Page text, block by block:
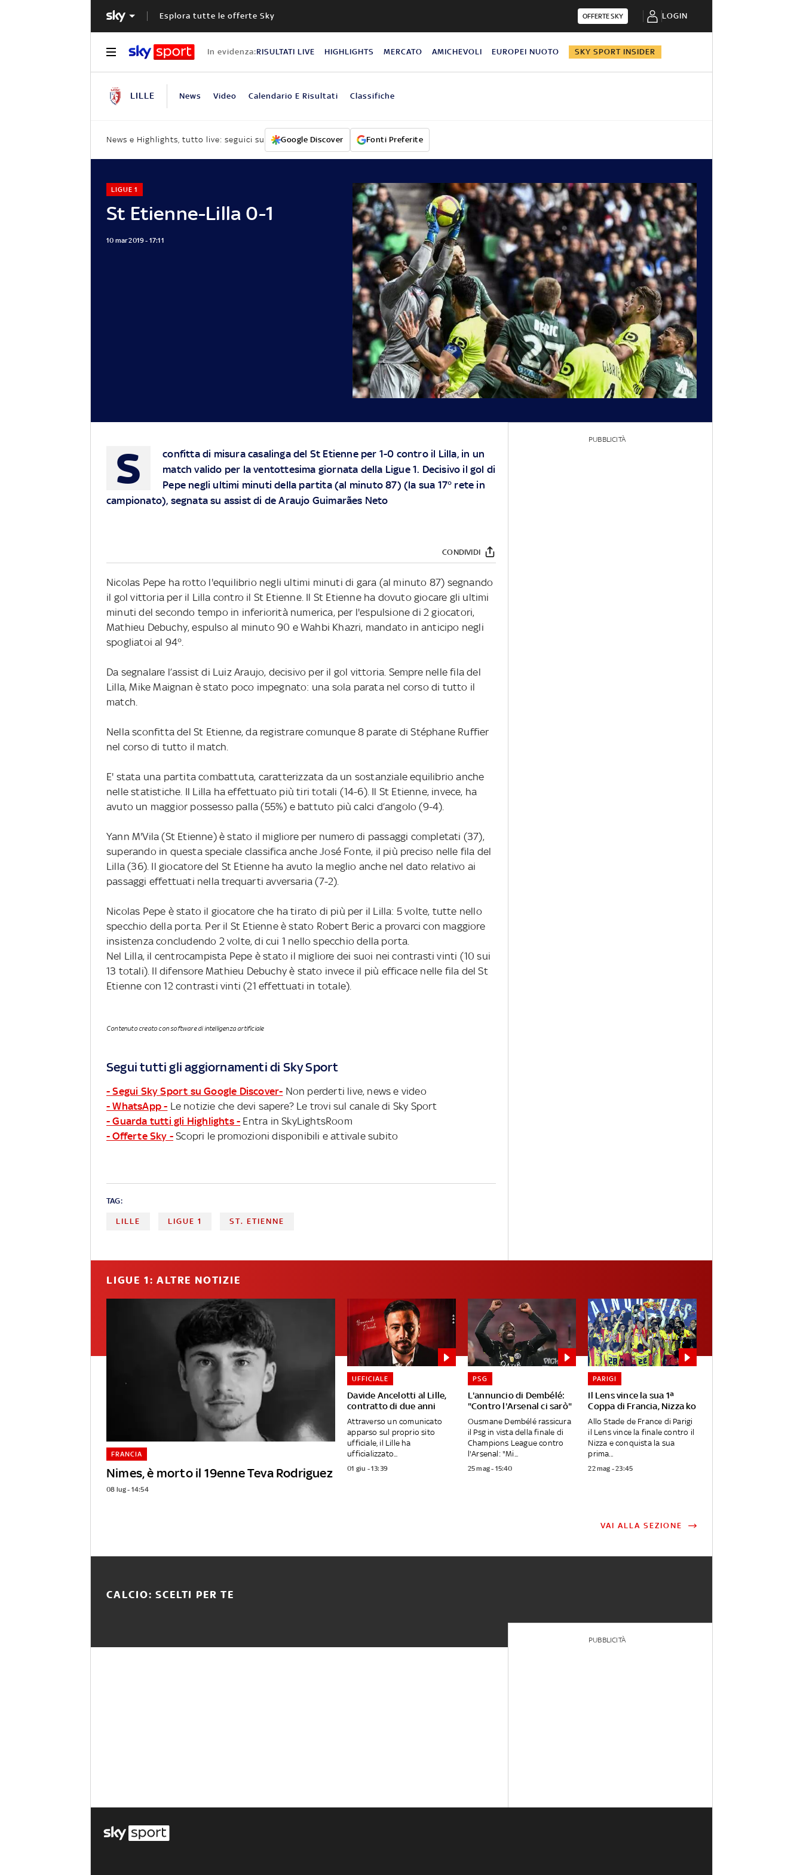
Esplora tutte le offerte Sky OFFERTE SKY LOGIN
In evidenza:RISULTATI LIVE HIGHLIGHTS MERCATO AMICHEVOLI EUROPEI NUOTO SKY SPORT INSIDER
LILLE News Video Calendario E Risultati Classifiche
News e Highlights, tutto live: seguici su Google Discover Fonti Preferite
St Etienne-Lilla 0-1
LIGUE 1
10 mar 2019 - 17:11
S
confitta di misura casalinga del St Etienne per 1-0 contro il Lilla, in un
match valido per la ventottesima giornata della Ligue 1. Decisivo il gol di
Pepe negli ultimi minuti della partita (al minuto 87) (la sua 17° rete in
campionato), segnata su assist di de Araujo Guimarães Neto
CONDIVIDI
Nicolas Pepe ha rotto l'equilibrio negli ultimi minuti di gara (al minuto 87) segnando
il gol vittoria per il Lilla contro il St Etienne. Il St Etienne ha dovuto giocare gli ultimi
minuti del secondo tempo in inferiorità numerica, per l'espulsione di 2 giocatori,
Mathieu Debuchy, espulso al minuto 90 e Wahbi Khazri, mandato in anticipo negli
spogliatoi al 94°.
Da segnalare l’assist di Luiz Araujo, decisivo per il gol vittoria. Sempre nelle fila del
Lilla, Mike Maignan è stato poco impegnato: una sola parata nel corso di tutto il
match.
Nella sconfitta del St Etienne, da registrare comunque 8 parate di Stéphane Ruffier
nel corso di tutto il match.
E' stata una partita combattuta, caratterizzata da un sostanziale equilibrio anche
nelle statistiche. Il Lilla ha effettuato più tiri totali (14-6). Il St Etienne, invece, ha
avuto un maggior possesso palla (55%) e battuto più calci d’angolo (9-4).
Yann M'Vila (St Etienne) è stato il migliore per numero di passaggi completati (37),
superando in questa speciale classifica anche José Fonte, il più preciso nelle fila del
Lilla (36). Il giocatore del St Etienne ha avuto la meglio anche nel dato relativo ai
passaggi effettuati nella trequarti avversaria (7-2).
Nicolas Pepe è stato il giocatore che ha tirato di più per il Lilla: 5 volte, tutte nello
specchio della porta. Per il St Etienne è stato Robert Beric a provarci con maggiore
insistenza concludendo 2 volte, di cui 1 nello specchio della porta.
Nel Lilla, il centrocampista Pepe è stato il migliore dei suoi nei contrasti vinti (10 sui
13 totali). Il difensore Mathieu Debuchy è stato invece il più efficace nelle fila del St
Etienne con 12 contrasti vinti (21 effettuati in totale).
Contenuto creato con software di intelligenza artificiale
Segui tutti gli aggiornamenti di Sky Sport
- Segui Sky Sport su Google Discover- Non perderti live, news e video
- WhatsApp - Le notizie che devi sapere? Le trovi sul canale di Sky Sport
- Guarda tutti gli Highlights - Entra in SkyLightsRoom
- Offerte Sky - Scopri le promozioni disponibili e attivale subito
TAG:
LILLE LIGUE 1 ST. ETIENNE
PUBBLICITÀ
LIGUE 1: ALTRE NOTIZIE
Nimes, è morto il 19enne Teva Rodriguez
FRANCIA
08 lug - 14:54
Davide Ancelotti al Lille,
contratto di due anni
UFFICIALE
Attraverso un comunicato
apparso sul proprio sito
ufficiale, il Lille ha
ufficializzato...
01 giu - 13:39
L'annuncio di Dembélé:
"Contro l'Arsenal ci sarò"
PSG
Ousmane Dembélé rassicura
il Psg in vista della finale di
Champions League contro
l'Arsenal: "Mi...
25 mag - 15:40
Il Lens vince la sua 1ª
Coppa di Francia, Nizza ko
PARIGI
Allo Stade de France di Parigi
il Lens vince la finale contro il
Nizza e conquista la sua
prima...
22 mag - 23:45
VAI ALLA SEZIONE
CALCIO: SCELTI PER TE
PUBBLICITÀ